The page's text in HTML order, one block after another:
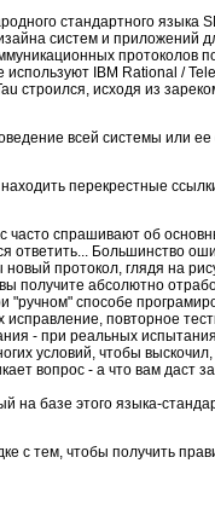
стандартного
систем и приложений
протоколов
IBM Rational /
строился, исходя из
всей системы или
перекрестные
спрашивают об
Большинство
протокол, глядя на
получите абсолютно
способе
повторное
- при реальных
условий, чтобы
вопрос - а что вам даст
на базе этого языка-
с тем, чтобы получить